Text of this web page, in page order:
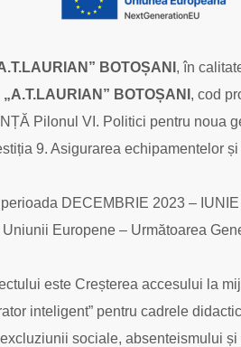
BOTOȘANI , în
BOTOȘANI , cod
Pilonul VI. Politici pentru noua
9. Asigurarea echipamentelor
DECEMBRIE 2023 –
Europene – Următoarea
este Creșterea accesului la
inteligent” pentru cadrele
sociale, absenteismului